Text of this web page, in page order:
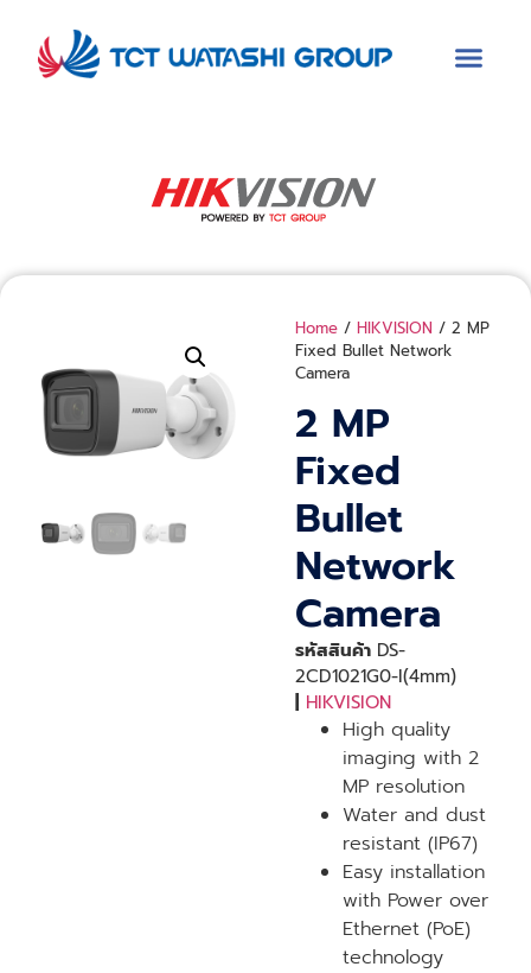
Home / HIKVISION / 2 MP
Fixed Bullet Network
Camera
2 MP
Fixed
Bullet
Network
Camera
รหัสสินค้า DS-
2CD1021G0-I(4mm)
| HIKVISION
High quality
imaging with 2
MP resolution
Water and dust
resistant (IP67)
Easy installation
with Power over
Ethernet (PoE)
technology